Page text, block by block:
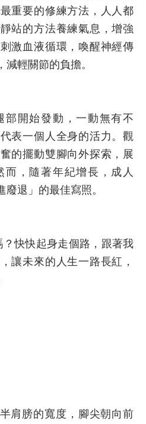
重要的修練方法，人人都
站的方法養練氣息，增強
激血液循環，喚醒神經傳
輕關節的負擔。
部開始發動，一動無有不
表一個人全身的活力。觀
的擺動雙腳向外探索，展
，隨著年紀增長，成人
退」的最佳寫照。
快快起身走個路，跟著我
讓未來的人生一路長紅，
肩膀的寬度，腳尖朝向前